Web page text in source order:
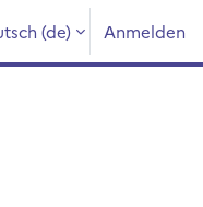
‎(de)‎ Anmelden